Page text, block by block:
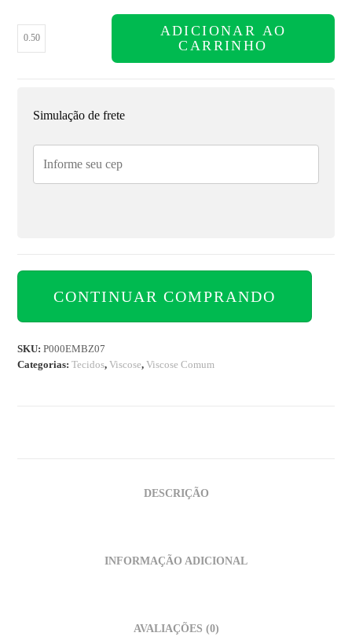
ADICIONAR AO
CARRINHO
Simulação de frete
CONTINUAR COMPRANDO
SKU:P000EMBZ07
Categorias:Tecidos,Viscose,Viscose Comum
DESCRIÇÃO
INFORMAÇÃO ADICIONAL
AVALIAÇÕES (0)